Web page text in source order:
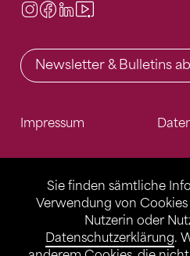
Sie finden sämtliche
Verwendung von
Nutzerin oder
Datenschutzerklärung.
Instagram
Facebook
LinkedIn
Newsletter & Bulletins
Impressum